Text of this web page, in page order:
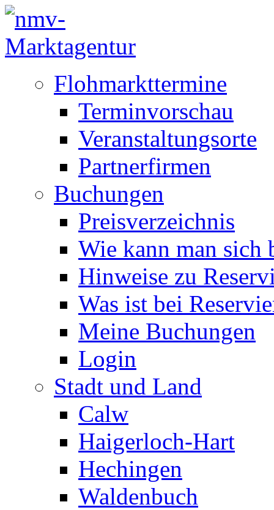
Flohmarkttermine
Terminvorschau
Veranstaltungsorte
Partnerfirmen
Buchungen
Preisverzeichnis
Wie kann man sich
Hinweise zu
Was ist bei
Meine Buchungen
Login
Stadt und Land
Calw
Haigerloch-Hart
Hechingen
Waldenbuch